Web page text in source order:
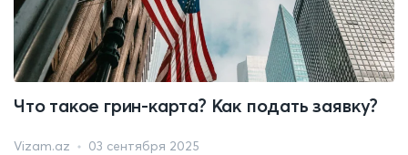
Что такое грин-карта? Как подать заявку?
Vizam.az 03 сентября 2025